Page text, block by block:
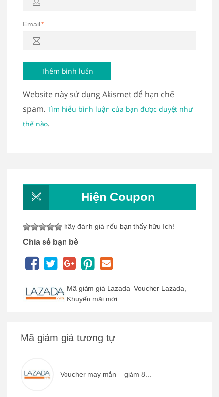
Email*
Website này sử dụng Akismet để hạn chế
spam. Tìm hiểu bình luận của bạn được duyệt như
thế nào.
Hiện Coupon
hãy đánh giá nếu bạn thấy hữu ích!
Chia sẻ bạn bè
Mã giảm giá Lazada, Voucher Lazada,
Khuyến mãi mới.
Mã giảm giá tương tự
Voucher may mắn – giảm 8...